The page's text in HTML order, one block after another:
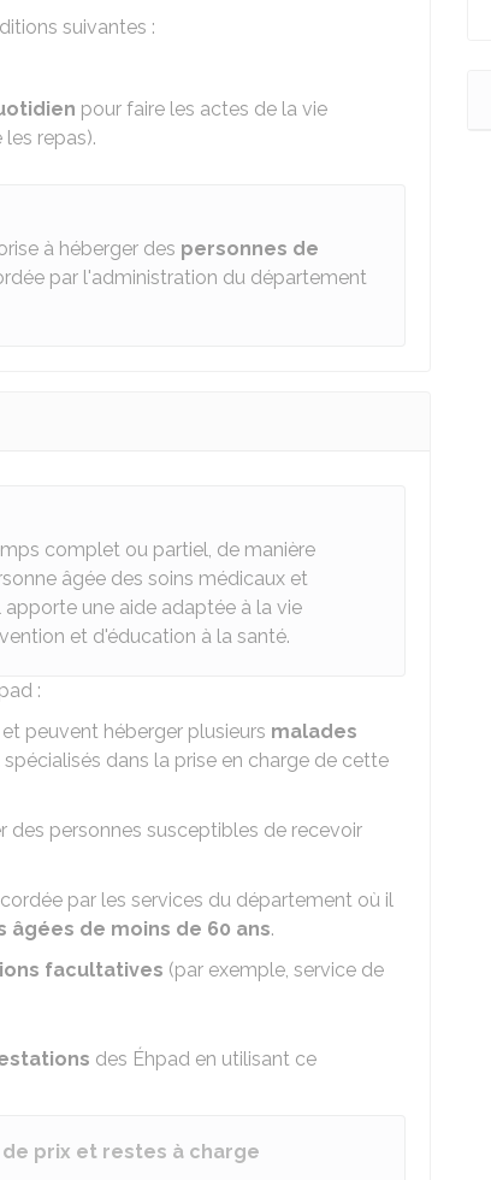
suivantes :
pour faire les actes de la vie
repas).
à héberger des personnes de
par l'administration du département
complet ou partiel, de manière
âgée des soins médicaux et
une aide adaptée à la vie
et d'éducation à la santé.
:
peuvent héberger plusieurs malades
dans la prise en charge de cette
des personnes susceptibles de recevoir
par les services du département où il
âgées de moins de 60 ans.
facultatives (par exemple, service de
des Éhpad en utilisant ce
prix et restes à charge